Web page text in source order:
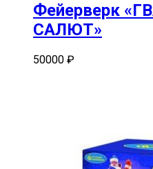
Фейерверк
САЛЮТ»
50000 ₽